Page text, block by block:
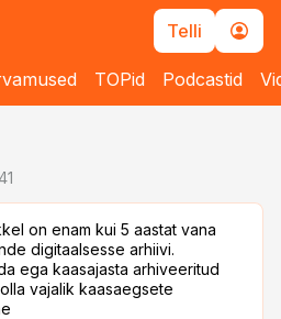
Telli
TOPid Podcastid
on enam kui 5 aastat vana
digitaalsesse arhiivi.
ega kaasajasta arhiveeritud
vajalik kaasaegsete